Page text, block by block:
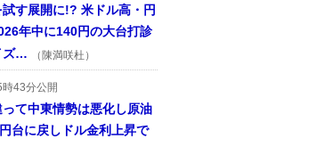
す展開に!? 米ドル高・円
年中に140円の大台打診
ズ…
（陳満咲杜）
43分公開
て中東情勢は悪化し原油
台に戻しドル金利上昇で